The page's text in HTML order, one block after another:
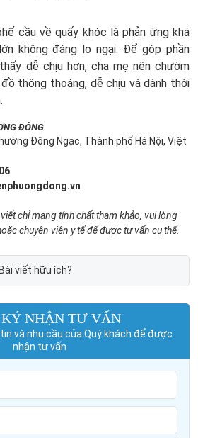
cầu về quấy khóc là phản ứng khá
không đáng lo ngại. Để góp phần
dễ chịu hơn, cha mẹ nên chườm
thông thoáng, dễ chịu và dành thời
ĐÔNG
Đông Ngạc, Thành phố Hà Nội, Việt
chỉ mang tính chất tham khảo, vui lòng
chuyên viên y tế để được tư vấn cụ thể.
Bài viết hữu ích?
NHẬN TƯ VẤN
và nhu cầu của Quý khách để được
nhận tư vấn